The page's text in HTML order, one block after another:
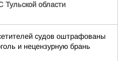
Тульской области
судов оштрафованы
и нецензурную брань